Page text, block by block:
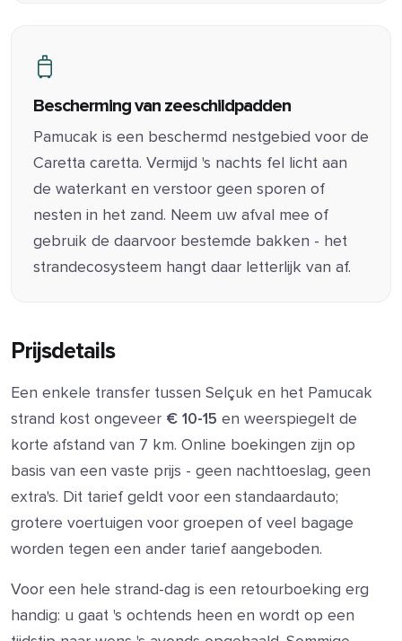
Bescherming van zeeschildpadden
Pamucak is een beschermd nestgebied voor de
Caretta caretta. Vermijd 's nachts fel licht aan
de waterkant en verstoor geen sporen of
nesten in het zand. Neem uw afval mee of
gebruik de daarvoor bestemde bakken - het
strandecosysteem hangt daar letterlijk van af.
Prijsdetails
Een enkele transfer tussen Selçuk en het Pamucak
strand kost ongeveer € 10-15 en weerspiegelt de
korte afstand van 7 km. Online boekingen zijn op
basis van een vaste prijs - geen nachttoeslag, geen
extra's. Dit tarief geldt voor een standaardauto;
grotere voertuigen voor groepen of veel bagage
worden tegen een ander tarief aangeboden.
Voor een hele strand-dag is een retourboeking erg
handig: u gaat 's ochtends heen en wordt op een